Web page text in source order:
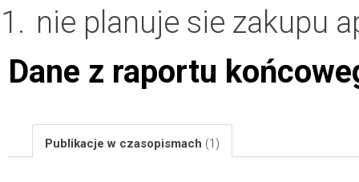
nie planuje sie zakupu
Dane z raportu
Publikacje w czasopismach (1)